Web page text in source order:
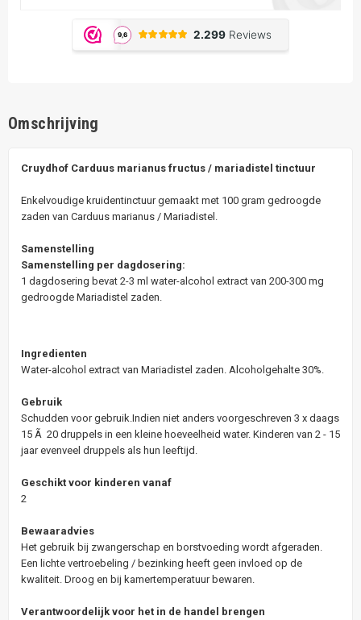
Omschrijving
Cruydhof Carduus marianus fructus / mariadistel tinctuur
Enkelvoudige kruidentinctuur gemaakt met 100 gram gedroogde
zaden van Carduus marianus / Mariadistel.
Samenstelling
Samenstelling per dagdosering:
1 dagdosering bevat 2-3 ml water-alcohol extract van 200-300 mg
gedroogde Mariadistel zaden.
Ingredienten
Water-alcohol extract van Mariadistel zaden. Alcoholgehalte 30%.
Gebruik
Schudden voor gebruik.Indien niet anders voorgeschreven 3 x daags
15 Ã 20 druppels in een kleine hoeveelheid water. Kinderen van 2 - 15
jaar evenveel druppels als hun leeftijd.
Geschikt voor kinderen vanaf
2
Bewaaradvies
Het gebruik bij zwangerschap en borstvoeding wordt afgeraden.
Een lichte vertroebeling / bezinking heeft geen invloed op de
kwaliteit. Droog en bij kamertemperatuur bewaren.
Verantwoordelijk voor het in de handel brengen